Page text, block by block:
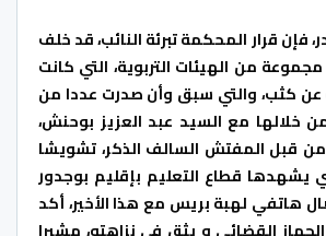
فإن قرار المحكمة تبرئة النائب، قد خلف
من الهيئات التربوية، التي كانت
عن كثب، والتي سبق وأن صدرت عددا من
خلالها مع السيد عبد العزيز بوحنش،
من قبل المفتش السالف الذكر، تشويشا
يشهدها قطاع التعليم بإقليم بوجدور
هاتفي لهبة بريس مع هذا الأخير، أكد